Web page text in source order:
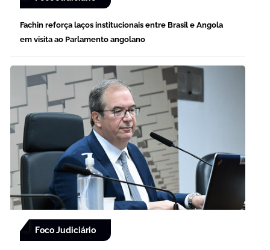
Fachin reforça laços institucionais entre Brasil e Angola
em visita ao Parlamento angolano
Foco Judiciário